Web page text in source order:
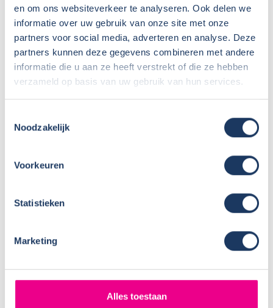
en om ons websiteverkeer te analyseren. Ook delen we
informatie over uw gebruik van onze site met onze
partners voor social media, adverteren en analyse. Deze
partners kunnen deze gegevens combineren met andere
informatie die u aan ze heeft verstrekt of die ze hebben
verzameld op basis van uw gebruik van hun services.
Noodzakelijk
Voorkeuren
Statistieken
Marketing
Alles toestaan
Bouwjaar:
2023
Onderstel:
Fiat Ducato
Motor:
140 pk
Versnellingen:
9
Gewicht leeg:
2900 kg
Max. gewicht:
3500 kg
Rijbewijs:
B
Aantal zitplaatsen:
Isofix: